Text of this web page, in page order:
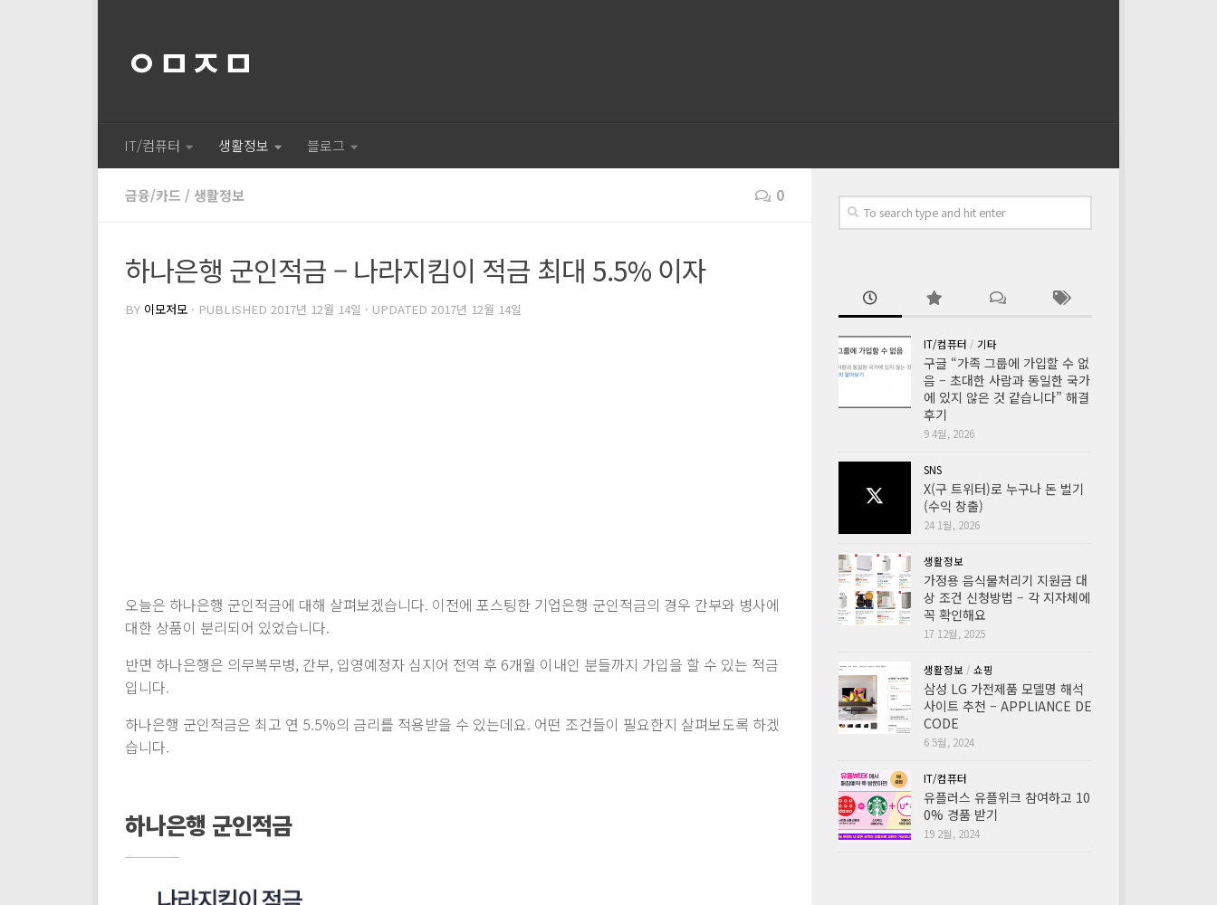
ㅇㅁㅈㅁ
IT/컴퓨터 생활정보 블로그
금융/카드 / 생활정보 0
하나은행 군인적금 – 나라지킴이 적금 최대 5.5% 이자
BY 이모저모 · PUBLISHED 2017년 12월 14일 · UPDATED 2017년 12월 14일
오늘은 하나은행 군인적금에 대해 살펴보겠습니다. 이전에 포스팅한 기업은행 군인적금의 경우 간부와 병사에
대한 상품이 분리되어 있었습니다.
반면 하나은행은 의무복무병, 간부, 입영예정자 심지어 전역 후 6개월 이내인 분들까지 가입을 할 수 있는 적금
입니다.
하나은행 군인적금은 최고 연 5.5%의 금리를 적용받을 수 있는데요. 어떤 조건들이 필요한지 살펴보도록 하겠
습니다.
하나은행 군인적금
IT/컴퓨터 / 기타
구글 “가족 그룹에 가입할 수 없
음 – 초대한 사람과 동일한 국가
에 있지 않은 것 같습니다” 해결
후기
9 4월, 2026
SNS
X(구 트위터)로 누구나 돈 벌기
(수익 창출)
24 1월, 2026
생활정보
가정용 음식물처리기 지원금 대
상 조건 신청방법 – 각 지자체에
꼭 확인해요
17 12월, 2025
생활정보 / 쇼핑
삼성 LG 가전제품 모델명 해석
사이트 추천 – APPLIANCE DE
CODE
6 5월, 2024
IT/컴퓨터
유플러스 유플위크 참여하고 10
0% 경품 받기
19 2월, 2024